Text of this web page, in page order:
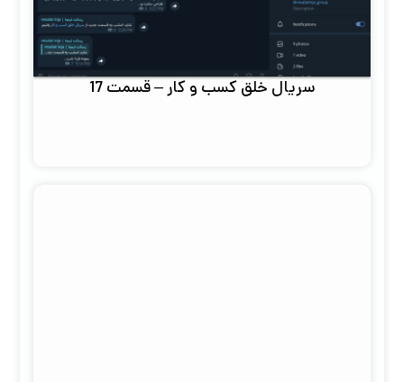
سریال خلق کسب و کار – قسمت 17